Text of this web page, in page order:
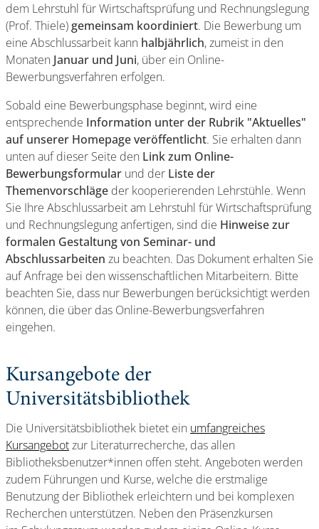
dem Lehrstuhl für Wirtschaftsprüfung und Rechnungslegung
(Prof. Thiele)gemeinsam koordiniert. Die Bewerbung um
eine Abschlussarbeit kann halbjährlich, zumeist in den
Monaten Januar und Juni, über ein Online-
Bewerbungsverfahren erfolgen.
Sobald eine Bewerbungsphase beginnt, wird eine
entsprechende Information unter der Rubrik "Aktuelles"
auf unserer Homepage veröffentlicht. Sie erhalten dann
unten auf dieser Seite den Link zum Online-
Bewerbungsformular und der Liste der
Themenvorschläge der kooperierenden Lehrstühle. Wenn
Sie Ihre Abschlussarbeit am Lehrstuhl für Wirtschaftsprüfung
und Rechnungslegung anfertigen, sind die Hinweise zur
formalen Gestaltung von Seminar- und
Abschlussarbeiten zu beachten. Das Dokument erhalten Sie
auf Anfrage bei den wissenschaftlichen Mitarbeitern. Bitte
beachten Sie, dass nur Bewerbungen berücksichtigt werden
können, die über das Online-Bewerbungsverfahren
eingehen.
Kursangebote der
Universitätsbibliothek
Die Universitätsbibliothek bietet ein umfangreiches
Kursangebotzur Literaturrecherche, das allen
Bibliotheksbenutzer*innen offen steht. Angeboten werden
zudem Führungen und Kurse, welche die erstmalige
Benutzung der Bibliothek erleichtern und bei komplexen
Recherchen unterstützen. Neben den Präsenzkursen